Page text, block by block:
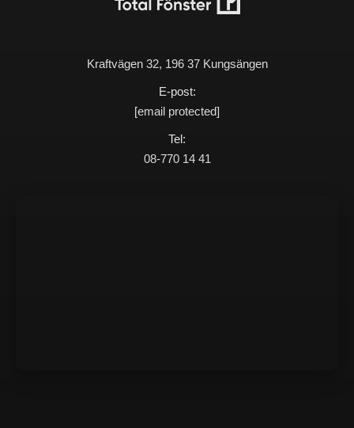
Kraftvägen 32, 196 37 Kungsängen
E-post:
[email protected]
Tel:
08-770 14 41